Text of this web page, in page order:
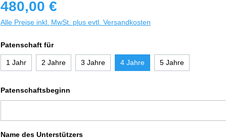
480,00 €
Alle Preise inkl. MwSt. plus evtl. Versandkosten
Patenschaft für
1 Jahr 2 Jahre 3 Jahre 4 Jahre 5 Jahre
Patenschaftsbeginn
Name des Unterstützers